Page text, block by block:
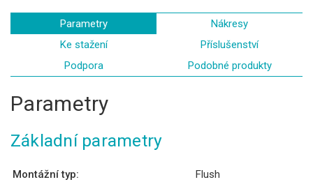
Parametry
Nákresy
Ke stažení
Příslušenství
Podpora
Podobné produkty
Parametry
Základní parametry
Montážní typ:
Flush